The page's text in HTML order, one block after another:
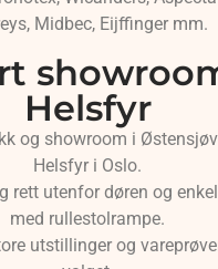
Midbec, Eijffinger mm.
Helsfyr
og showroom i
Helsfyr i Oslo.
rett utenfor døren og
med rullestolrampe.
utstillinger og